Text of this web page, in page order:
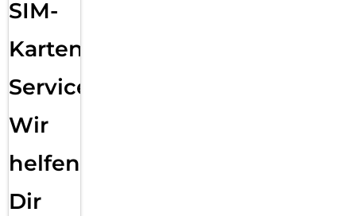
SIM-
Karten
Service:
Wir
helfen
Dir